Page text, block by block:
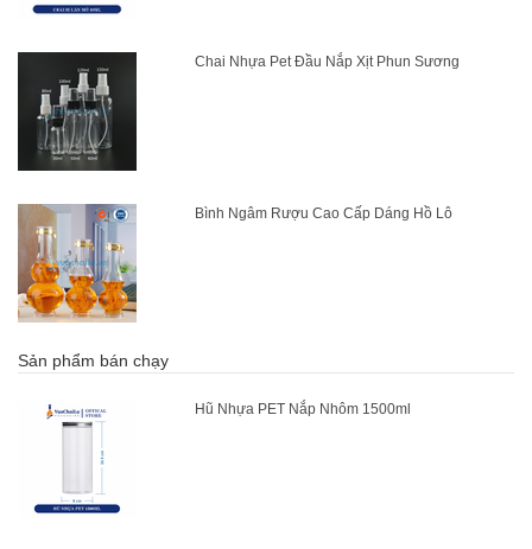
Chai Nhựa Pet Đầu Nắp Xịt Phun Sương
Bình Ngâm Rượu Cao Cấp Dáng Hồ Lô
Sản phẩm bán chạy
Hũ Nhựa PET Nắp Nhôm 1500ml